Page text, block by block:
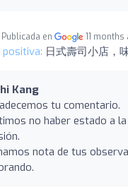
Publicada en 11 months
positiva: 日式壽司小店，
Kang
tu comentario.
no haber estado a
nota de tus